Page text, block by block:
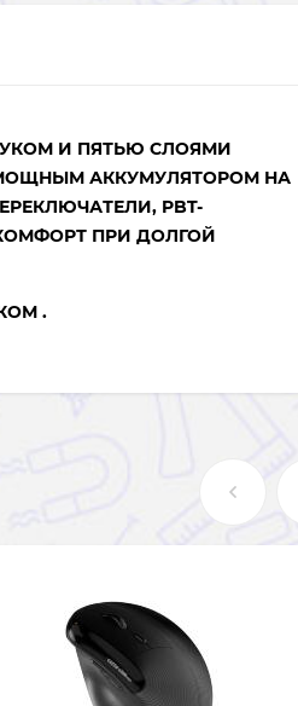
И ПЯТЬЮ СЛОЯМИ
АККУМУЛЯТОРОМ НА
PBT-
ПРИ ДОЛГОЙ
.